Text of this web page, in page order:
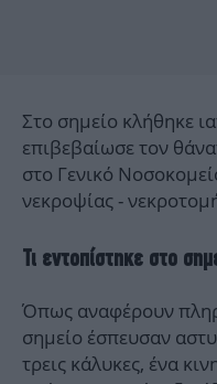
Στο σημείο κλήθηκε
επιβεβαίωσε τον
στο Γενικό
νεκροψίας -
Τι εντοπίστηκε στο
Όπως αναφέρουν
σημείο έσπευσαν
τρεις κάλυκες, ένα